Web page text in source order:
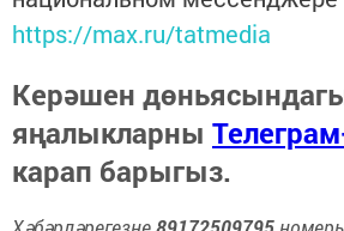
https://max.ru/tatmedia
Керәшен
яңалыкларны
карап барыгыз.